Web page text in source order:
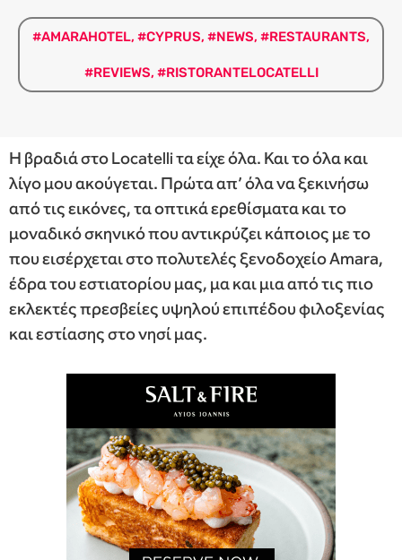
#AMARAHOTEL, #CYPRUS, #NEWS, #RESTAURANTS,
#REVIEWS, #RISTORANTELOCATELLI
Η βραδιά στο Locatelli τα είχε όλα. Και το όλα και
λίγο μου ακούγεται. Πρώτα απ’ όλα να ξεκινήσω
από τις εικόνες, τα οπτικά ερεθίσματα και το
μοναδικό σκηνικό που αντικρύζει κάποιος με το
που εισέρχεται στο πολυτελές ξενοδοχείο Amara,
έδρα του εστιατορίου μας, μα και μια από τις πιο
εκλεκτές πρεσβείες υψηλού επιπέδου φιλοξενίας
και εστίασης στο νησί μας.